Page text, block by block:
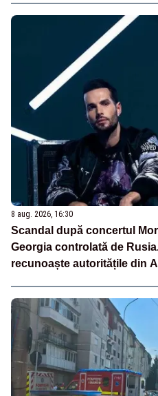
8 aug. 2026, 16:30
Scandal după concertul
Georgia controlată de
recunoaște autoritățile din